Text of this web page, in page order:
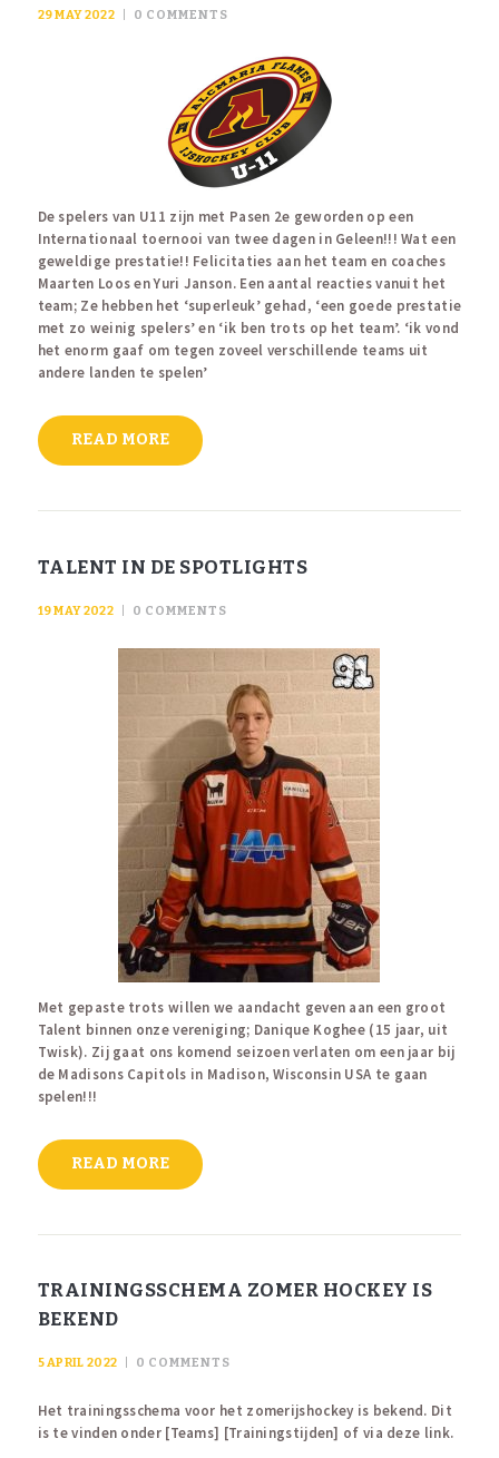
29 MAY 2022 0 COMMENTS
De spelers van U11 zijn met Pasen 2e geworden op een
Internationaal toernooi van twee dagen in Geleen!!! Wat een
geweldige prestatie!! Felicitaties aan het team en coaches
Maarten Loos en Yuri Janson. Een aantal reacties vanuit het
team; Ze hebben het ‘superleuk’ gehad, ‘een goede prestatie
met zo weinig spelers’ en ‘ik ben trots op het team’. ‘ik vond
het enorm gaaf om tegen zoveel verschillende teams uit
andere landen te spelen’
READ MORE
TALENT IN DE SPOTLIGHTS
19 MAY 2022 0 COMMENTS
Met gepaste trots willen we aandacht geven aan een groot
Talent binnen onze vereniging; Danique Koghee (15 jaar, uit
Twisk). Zij gaat ons komend seizoen verlaten om een jaar bij
de Madisons Capitols in Madison, Wisconsin USA te gaan
spelen!!!
READ MORE
TRAININGSSCHEMA ZOMER HOCKEY IS
BEKEND
5 APRIL 2022 0 COMMENTS
Het trainingsschema voor het zomerijshockey is bekend. Dit
is te vinden onder [Teams] [Trainingstijden] of via deze link.